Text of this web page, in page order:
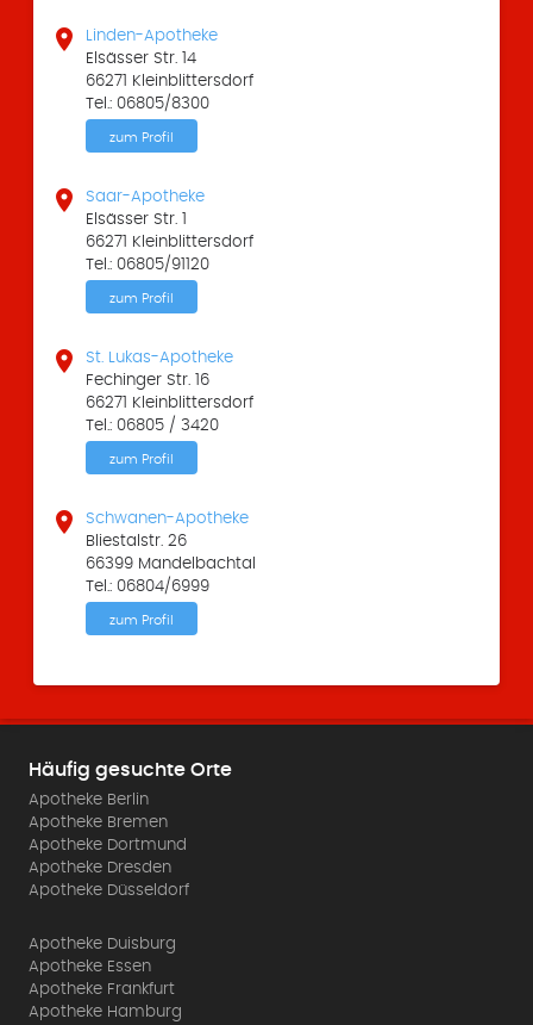

Linden-Apotheke
Elsässer Str. 14
66271 Kleinblittersdorf
Tel.: 06805/8300
zum Profil

Saar-Apotheke
Elsässer Str. 1
66271 Kleinblittersdorf
Tel.: 06805/91120
zum Profil

St. Lukas-Apotheke
Fechinger Str. 16
66271 Kleinblittersdorf
Tel.: 06805 / 3420
zum Profil

Schwanen-Apotheke
Bliestalstr. 26
66399 Mandelbachtal
Tel.: 06804/6999
zum Profil
Häufig gesuchte Orte
Apotheke Berlin
Apotheke Bremen
Apotheke Dortmund
Apotheke Dresden
Apotheke Düsseldorf
Apotheke Duisburg
Apotheke Essen
Apotheke Frankfurt
Apotheke Hamburg